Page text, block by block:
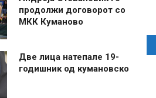
продолжи договорот со
МКК Куманово
Две лица натепале 19-
годишник од кумановско